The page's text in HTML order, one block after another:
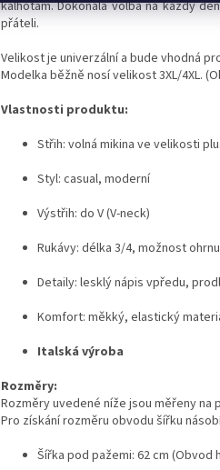
kalhotám. Dokonalá volba na každý
přáteli.
Velikost je univerzální a bude vhodná
Modelka běžně nosí velikost 3XL/4XL.
Vlastnosti produktu:
Střih: volná mikina ve velikosti
Styl: casual, moderní
Výstřih: do V (V-neck)
Rukávy: délka 3/4, možnost
Detaily: lesklý nápis vpředu,
Komfort: měkký, elastický
Italská výroba
Rozměry:
Rozměry uvedené níže jsou měřeny na
Pro získání rozměru obvodu šířku
Šířka pod pažemi: 62 cm (Obvod